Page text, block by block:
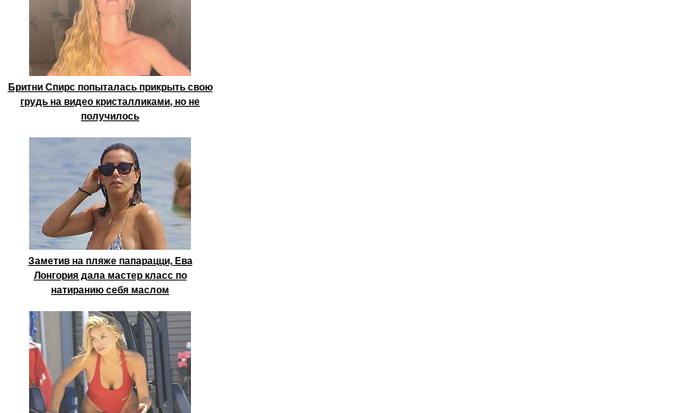
Бритни Спирс попыталась прикрыть свою
грудь на видео кристалликами, но не
получилось
Заметив на пляже папарацци, Ева
Лонгория дала мастер класс по
натиранию себя маслом